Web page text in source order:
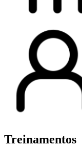
Treinamentos